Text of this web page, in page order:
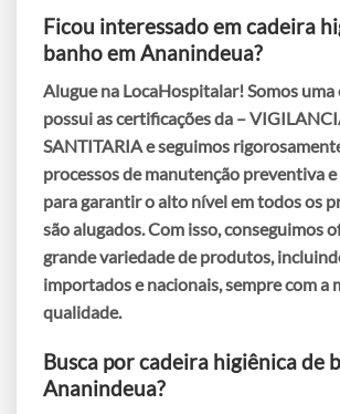
Ficou interessado em cadeira
banho em Ananindeua?
Alugue na LocaHospitalar! Somos uma
possui as certificações da –
SANTITARIA e seguimos
processos de manutenção preventiva
para garantir o alto nível em todos os
são alugados. Com isso, conseguimos
grande variedade de produtos,
importados e nacionais, sempre com a
qualidade.
Busca porcadeira higiênica de
Ananindeua?